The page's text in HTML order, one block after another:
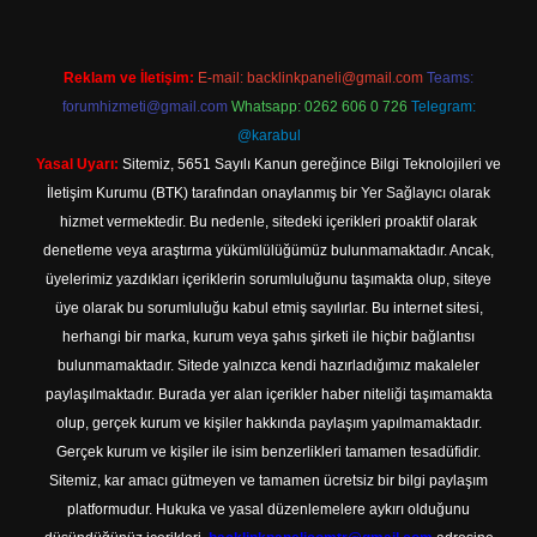
Reklam ve İletişim: E-mail: backlinkpaneli@gmail.com Teams:
forumhizmeti@gmail.com Whatsapp: 0262 606 0 726 Telegram:
@karabul
Yasal Uyarı: Sitemiz, 5651 Sayılı Kanun gereğince Bilgi Teknolojileri ve
İletişim Kurumu (BTK) tarafından onaylanmış bir Yer Sağlayıcı olarak
hizmet vermektedir. Bu nedenle, sitedeki içerikleri proaktif olarak
denetleme veya araştırma yükümlülüğümüz bulunmamaktadır. Ancak,
üyelerimiz yazdıkları içeriklerin sorumluluğunu taşımakta olup, siteye
üye olarak bu sorumluluğu kabul etmiş sayılırlar. Bu internet sitesi,
herhangi bir marka, kurum veya şahıs şirketi ile hiçbir bağlantısı
bulunmamaktadır. Sitede yalnızca kendi hazırladığımız makaleler
paylaşılmaktadır. Burada yer alan içerikler haber niteliği taşımamakta
olup, gerçek kurum ve kişiler hakkında paylaşım yapılmamaktadır.
Gerçek kurum ve kişiler ile isim benzerlikleri tamamen tesadüfidir.
Sitemiz, kar amacı gütmeyen ve tamamen ücretsiz bir bilgi paylaşım
platformudur. Hukuka ve yasal düzenlemelere aykırı olduğunu